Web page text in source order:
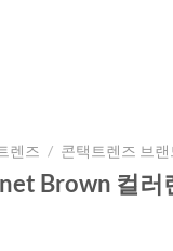
렌즈 / 콘택트렌즈 브랜
Brown 컬러